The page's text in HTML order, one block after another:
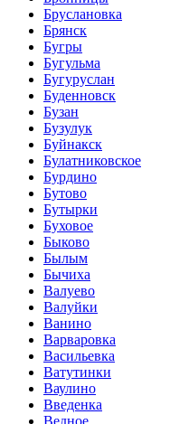
Бруслановка
Брянск
Бугры
Бугульма
Бугуруслан
Буденновск
Бузан
Бузулук
Буйнакск
Булатниковское
Бурдино
Бутово
Бутырки
Буховое
Быково
Былым
Бычиха
Валуево
Валуйки
Ванино
Варваровка
Васильевка
Ватутинки
Ваулино
Введенка
Ведное